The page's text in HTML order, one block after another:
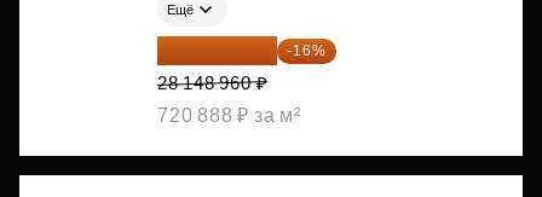
Ещё
23 645 126 ₽ -16%
28 148 960 ₽
720 888 ₽ за м²